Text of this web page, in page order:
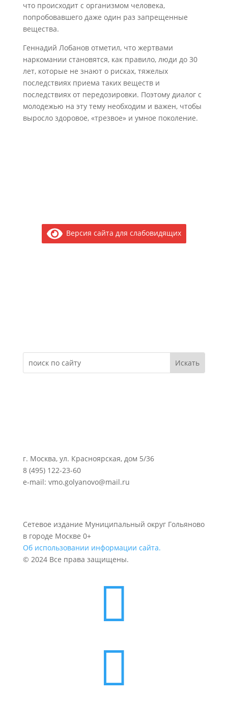
что происходит с организмом человека,
попробовавшего даже один раз запрещенные
вещества.
Геннадий Лобанов отметил, что жертвами
наркомании становятся, как правило, люди до 30
лет, которые не знают о рисках, тяжелых
последствиях приема таких веществ и
последствиях от передозировки. Поэтому диалог с
молодежью на эту тему необходим и важен, чтобы
выросло здоровое, «трезвое» и умное поколение.
Версия сайта для слабовидящих
г. Москва, ул. Красноярская, дом 5/36
8 (495) 122-23-60
e-mail: vmo.golyanovo@mail.ru
Сетевое издание Муниципальный округ Гольяново
в городе Москве 0+
Об использовании информации сайта.
© 2024 Все права защищены.

